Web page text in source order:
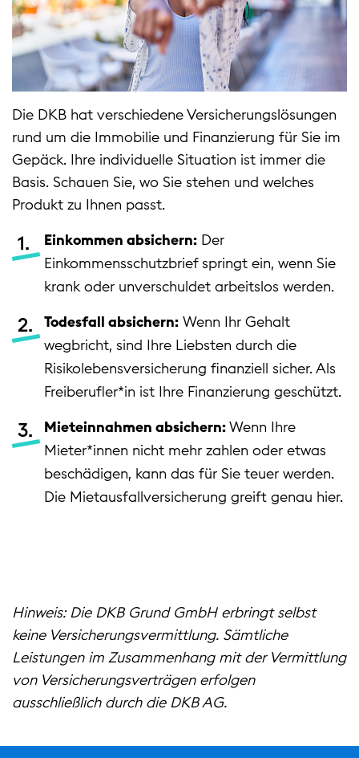
Die DKB hat verschiedene Versicherungslösungen
rund um die Immobilie und Finanzierung für Sie im
Gepäck. Ihre individuelle Situation ist immer die
Basis. Schauen Sie, wo Sie stehen und welches
Produkt zu Ihnen passt.
Einkommen absichern: Der
Einkommensschutzbrief springt ein, wenn Sie
krank oder unverschuldet arbeitslos werden.
Todesfall absichern: Wenn Ihr Gehalt
wegbricht, sind Ihre Liebsten durch die
Risikolebensversicherung finanziell sicher. Als
Freiberufler*in ist Ihre Finanzierung geschützt.
Mieteinnahmen absichern:Wenn Ihre
Mieter*innen nicht mehr zahlen oder etwas
beschädigen, kann das für Sie teuer werden.
Die Mietausfallversicherung greift genau hier.
Hinweis: Die DKB Grund GmbH erbringt selbst
keine Versicherungsvermittlung. Sämtliche
Leistungen im Zusammenhang mit der Vermittlung
von Versicherungsverträgen erfolgen
ausschließlich durch die DKB AG.